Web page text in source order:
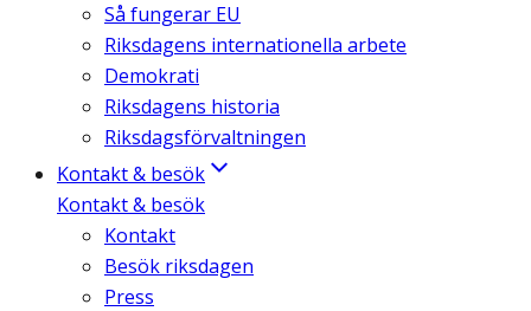
Så fungerar EU
Riksdagens internationella arbete
Demokrati
Riksdagens historia
Riksdagsförvaltningen
Kontakt & besök
Kontakt & besök
Kontakt
Besök riksdagen
Press